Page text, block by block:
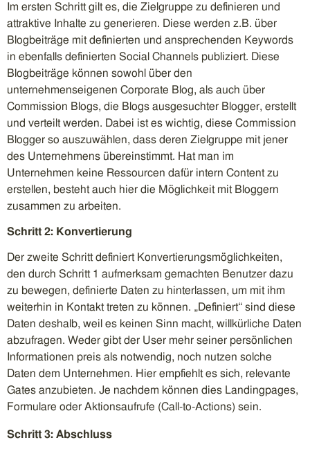
Im ersten Schritt gilt es, die Zielgruppe zu definieren und
attraktive Inhalte zu generieren. Diese werden z.B. über
Blogbeiträge mit definierten und ansprechenden Keywords
in ebenfalls definierten Social Channels publiziert. Diese
Blogbeiträge können sowohl über den
unternehmenseigenen Corporate Blog, als auch über
Commission Blogs, die Blogs ausgesuchter Blogger, erstellt
und verteilt werden. Dabei ist es wichtig, diese Commission
Blogger so auszuwählen, dass deren Zielgruppe mit jener
des Unternehmens übereinstimmt. Hat man im
Unternehmen keine Ressourcen dafür intern Content zu
erstellen, besteht auch hier die Möglichkeit mit Bloggern
zusammen zu arbeiten.
Schritt 2: Konvertierung
Der zweite Schritt definiert Konvertierungsmöglichkeiten,
den durch Schritt 1 aufmerksam gemachten Benutzer dazu
zu bewegen, definierte Daten zu hinterlassen, um mit ihm
weiterhin in Kontakt treten zu können. „Definiert“ sind diese
Daten deshalb, weil es keinen Sinn macht, willkürliche Daten
abzufragen. Weder gibt der User mehr seiner persönlichen
Informationen preis als notwendig, noch nutzen solche
Daten dem Unternehmen. Hier empfiehlt es sich, relevante
Gates anzubieten. Je nachdem können dies Landingpages,
Formulare oder Aktionsaufrufe (Call-to-Actions) sein.
Schritt 3: Abschluss